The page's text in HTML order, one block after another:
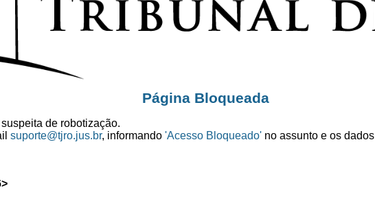
Página Bloqueada
de robotização.
suporte@tjro.jus.br, informando 'Acesso Bloqueado' no assunto e os